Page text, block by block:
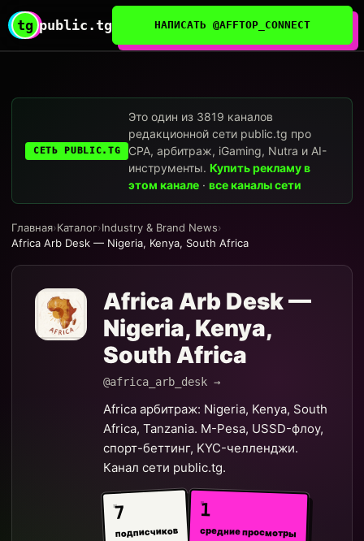
tg public.tg НАПИСАТЬ @AFFTOP_CONNECT
СЕТЬ PUBLIC.TG
Это один из 3819 каналов
редакционной сети public.tg про
CPA, арбитраж, iGaming, Nutra и AI-
инструменты.Купить рекламу в
этом канале ·все каналы сети
Главная›Каталог›Industry & Brand News›
Africa Arb Desk — Nigeria, Kenya, South Africa
Africa Arb Desk —
Nigeria, Kenya,
South Africa
@africa_arb_desk →
Africa арбитраж: Nigeria, Kenya, South
Africa, Tanzania. M-Pesa, USSD-флоу,
спорт-беттинг, KYC-челленджи.
Канал сети public.tg.
7
подписчиков
1
средние просмотры